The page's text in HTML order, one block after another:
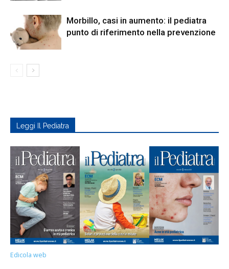
Morbillo, casi in aumento: il pediatra
punto di riferimento nella prevenzione
Leggi Il Pediatra
Edicola web